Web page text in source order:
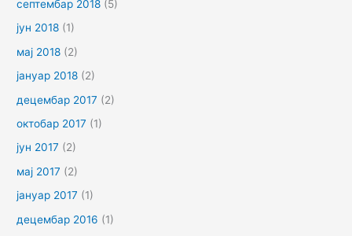
септембар 2018 (5)
јун 2018 (1)
мај 2018 (2)
јануар 2018 (2)
децембар 2017 (2)
октобар 2017 (1)
јун 2017 (2)
мај 2017 (2)
јануар 2017 (1)
децембар 2016 (1)